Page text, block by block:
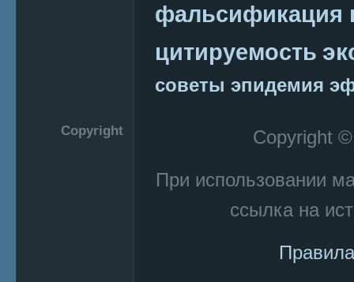
фальсификация
цитируемость
советы эпидемия
Copyright
Copyright
При использовании
ссылка на